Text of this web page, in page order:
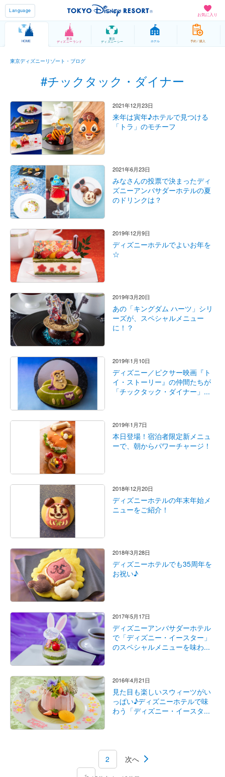
お気に入り
Language
HOME
東京
ディズニーランド
東京
ディズニーシー ホテル 予約 / 購入
東京ディズニーリゾート・ブログ
#チックタック・ダイナー
2021年12月23日
来年は寅年♪ホテルで見つける
「トラ」のモチーフ
2021年6月23日
みなさんの投票で決まったディ
ズニーアンバサダーホテルの夏
のドリンクは？
2019年12月9日
ディズニーホテルでよいお年を
☆
2019年3月20日
あの「キングダム ハーツ」シリ
ーズが、スペシャルメニュー
に！？
2019年1月10日
ディズニー／ピクサー映画『ト
イ・ストーリー』の仲間たちが
「チックタック・ダイナー」...
2019年1月7日
本日登場！宿泊者限定新メニュ
ーで、朝からパワーチャージ！
2018年12月20日
ディズニーホテルの年末年始メ
ニューをご紹介！
2018年3月28日
ディズニーホテルでも35周年を
お祝い♪
2017年5月17日
ディズニーアンバサダーホテル
で「ディズニー・イースター」
のスペシャルメニューを味わ...
2016年4月21日
見た目も楽しいスウィーツがい
っぱい♪ディズニーホテルで味
わう「ディズニー・イースタ...
2 次へ